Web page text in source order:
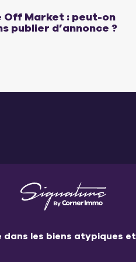
Market : peut-on
publier d’annonce ?
dans les biens atypiques